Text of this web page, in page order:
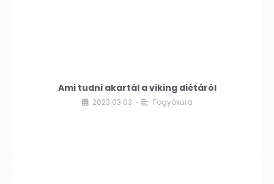
Ami tudni akartál a viking diétáról
2023.03.03. • Fogyókúra